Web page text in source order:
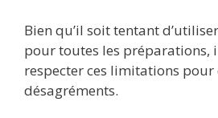
Bien qu’il soit tentant
pour toutes les préparations,
respecter ces limitations pour
désagréments.